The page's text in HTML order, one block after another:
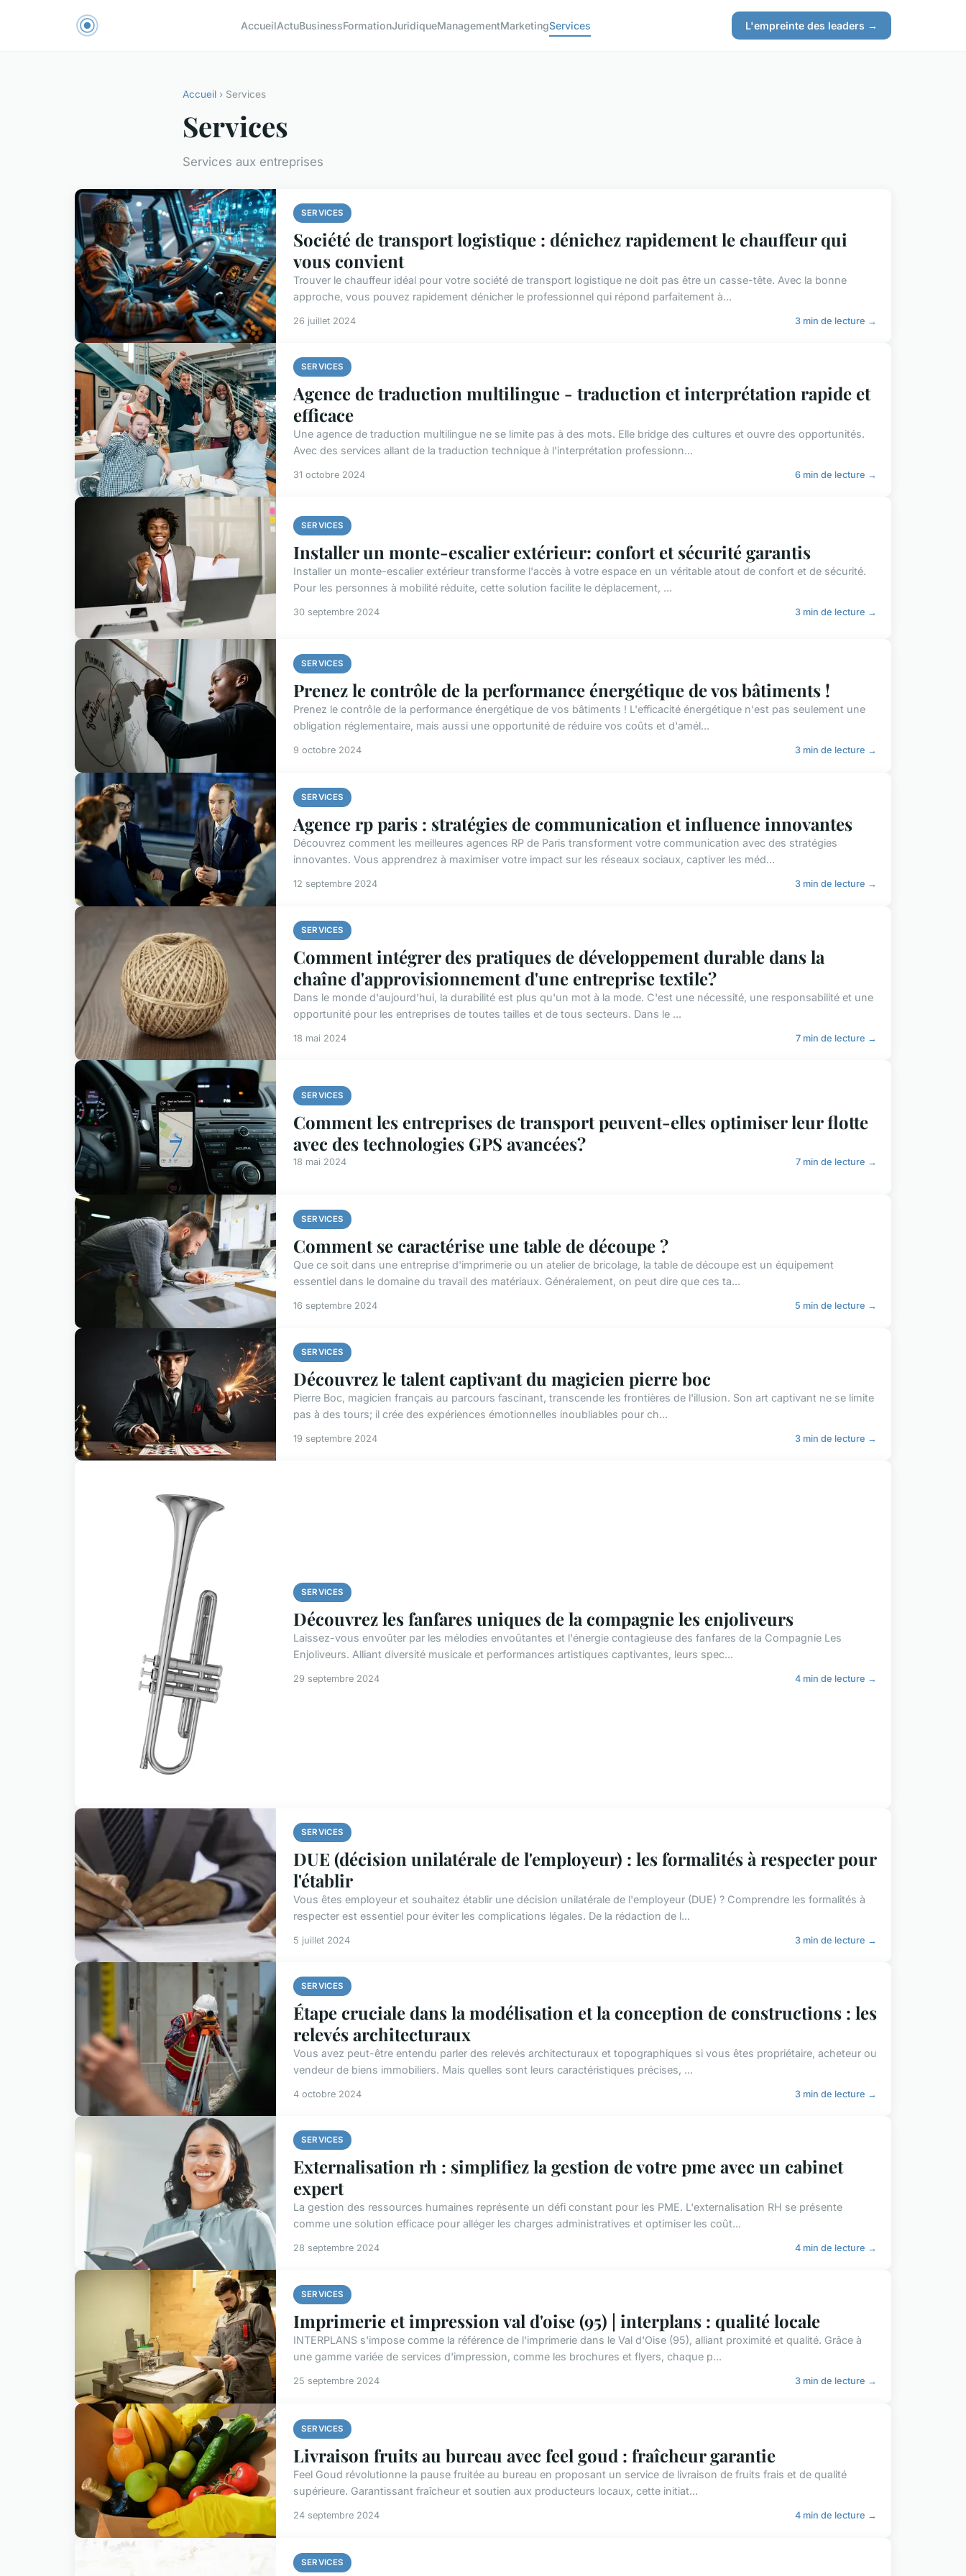
AccueilActuBusinessFormationJuridiqueManagementMarketingServices L'empreinte des leaders →
Accueil › Services
Services
Services aux entreprises
SERVICES
Société de transport logistique : dénichez rapidement le chauffeur qui
vous convient
Trouver le chauffeur idéal pour votre société de transport logistique ne doit pas être un casse-tête. Avec la bonne
approche, vous pouvez rapidement dénicher le professionnel qui répond parfaitement à...
26 juillet 2024 3 min de lecture →
SERVICES
Agence de traduction multilingue - traduction et interprétation rapide et
efficace
Une agence de traduction multilingue ne se limite pas à des mots. Elle bridge des cultures et ouvre des opportunités.
Avec des services allant de la traduction technique à l'interprétation professionn...
31 octobre 2024 6 min de lecture →
SERVICES
Installer un monte-escalier extérieur: confort et sécurité garantis
Installer un monte-escalier extérieur transforme l'accès à votre espace en un véritable atout de confort et de sécurité.
Pour les personnes à mobilité réduite, cette solution facilite le déplacement, ...
30 septembre 2024 3 min de lecture →
SERVICES
Prenez le contrôle de la performance énergétique de vos bâtiments !
Prenez le contrôle de la performance énergétique de vos bâtiments ! L'efficacité énergétique n'est pas seulement une
obligation réglementaire, mais aussi une opportunité de réduire vos coûts et d'amél...
9 octobre 2024 3 min de lecture →
SERVICES
Agence rp paris : stratégies de communication et influence innovantes
Découvrez comment les meilleures agences RP de Paris transforment votre communication avec des stratégies
innovantes. Vous apprendrez à maximiser votre impact sur les réseaux sociaux, captiver les méd...
12 septembre 2024 3 min de lecture →
SERVICES
Comment intégrer des pratiques de développement durable dans la
chaîne d'approvisionnement d'une entreprise textile?
Dans le monde d'aujourd'hui, la durabilité est plus qu'un mot à la mode. C'est une nécessité, une responsabilité et une
opportunité pour les entreprises de toutes tailles et de tous secteurs. Dans le ...
18 mai 2024 7 min de lecture →
SERVICES
Comment les entreprises de transport peuvent-elles optimiser leur flotte
avec des technologies GPS avancées?
18 mai 2024 7 min de lecture →
SERVICES
Comment se caractérise une table de découpe ?
Que ce soit dans une entreprise d'imprimerie ou un atelier de bricolage, la table de découpe est un équipement
essentiel dans le domaine du travail des matériaux. Généralement, on peut dire que ces ta...
16 septembre 2024 5 min de lecture →
SERVICES
Découvrez le talent captivant du magicien pierre boc
Pierre Boc, magicien français au parcours fascinant, transcende les frontières de l'illusion. Son art captivant ne se limite
pas à des tours; il crée des expériences émotionnelles inoubliables pour ch...
19 septembre 2024 3 min de lecture →
SERVICES
Découvrez les fanfares uniques de la compagnie les enjoliveurs
Laissez-vous envoûter par les mélodies envoûtantes et l'énergie contagieuse des fanfares de la Compagnie Les
Enjoliveurs. Alliant diversité musicale et performances artistiques captivantes, leurs spec...
29 septembre 2024 4 min de lecture →
SERVICES
DUE (décision unilatérale de l'employeur) : les formalités à respecter pour
l'établir
Vous êtes employeur et souhaitez établir une décision unilatérale de l'employeur (DUE) ? Comprendre les formalités à
respecter est essentiel pour éviter les complications légales. De la rédaction de l...
5 juillet 2024 3 min de lecture →
SERVICES
Étape cruciale dans la modélisation et la conception de constructions : les
relevés architecturaux
Vous avez peut-être entendu parler des relevés architecturaux et topographiques si vous êtes propriétaire, acheteur ou
vendeur de biens immobiliers. Mais quelles sont leurs caractéristiques précises, ...
4 octobre 2024 3 min de lecture →
SERVICES
Externalisation rh : simplifiez la gestion de votre pme avec un cabinet
expert
La gestion des ressources humaines représente un défi constant pour les PME. L'externalisation RH se présente
comme une solution efficace pour alléger les charges administratives et optimiser les coût...
28 septembre 2024 4 min de lecture →
SERVICES
Imprimerie et impression val d'oise (95) | interplans : qualité locale
INTERPLANS s'impose comme la référence de l'imprimerie dans le Val d'Oise (95), alliant proximité et qualité. Grâce à
une gamme variée de services d'impression, comme les brochures et flyers, chaque p...
25 septembre 2024 3 min de lecture →
SERVICES
Livraison fruits au bureau avec feel goud : fraîcheur garantie
Feel Goud révolutionne la pause fruitée au bureau en proposant un service de livraison de fruits frais et de qualité
supérieure. Garantissant fraîcheur et soutien aux producteurs locaux, cette initiat...
24 septembre 2024 4 min de lecture →
SERVICES